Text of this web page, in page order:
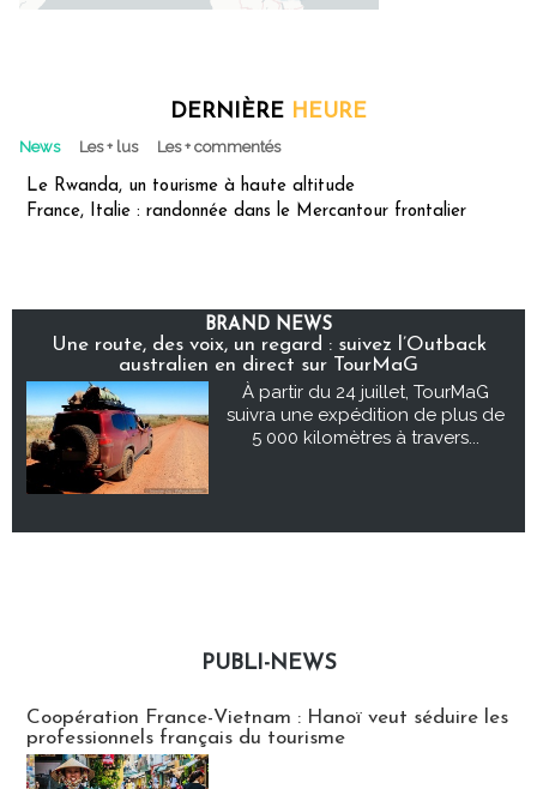
DERNIÈRE HEURE
News Les + lus Les + commentés
Le Rwanda, un tourisme à haute altitude
France, Italie : randonnée dans le Mercantour frontalier
BRAND NEWS
Une route, des voix, un regard : suivez l’Outback
australien en direct sur TourMaG
À partir du 24 juillet, TourMaG
suivra une expédition de plus de
5 000 kilomètres à travers...
PUBLI-NEWS
Coopération France-Vietnam : Hanoï veut séduire les
professionnels français du tourisme